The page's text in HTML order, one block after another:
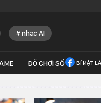
nhạc AI
ĐỒ CHƠI SỐ BÍ MẬT